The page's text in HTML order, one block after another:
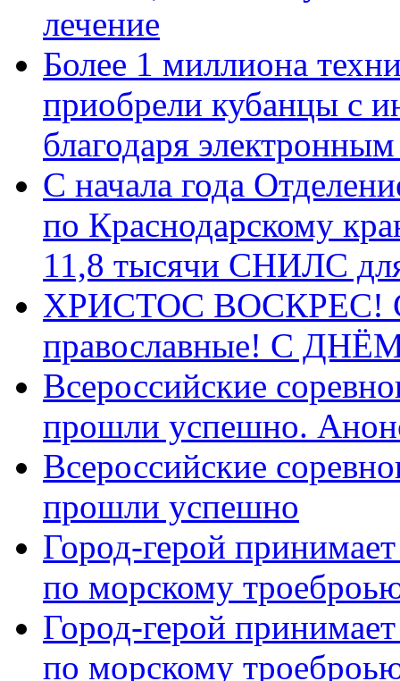
лечение
Более 1 миллиона
приобрели кубанцы с
благодаря
С начала года
по Краснодарскому
11,8 тысячи СНИЛС
ХРИСТОС ВОСКРЕС! С
православные! C
Всероссийские
прошли успешно.
Всероссийские
прошли успешно
Город-герой
по морскому
Город-герой
по морскому